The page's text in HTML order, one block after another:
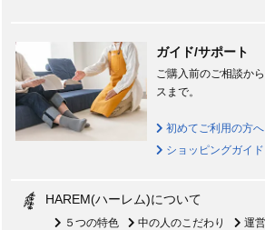
ガイド/サポート
ご購入前のご相談か
スまで。
初めてご利用の方へ
ショッピングガイド
HAREM(ハーレム)について
５つの特色 中の人のこだわり 運